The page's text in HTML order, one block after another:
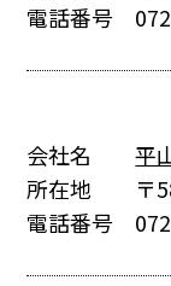
電話番号
会社名
平
所在地
〒
電話番号